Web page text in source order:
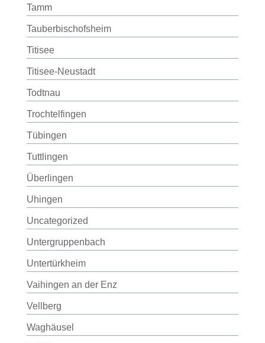
Tamm
Tauberbischofsheim
Titisee
Titisee-Neustadt
Todtnau
Trochtelfingen
Tübingen
Tuttlingen
Überlingen
Uhingen
Uncategorized
Untergruppenbach
Untertürkheim
Vaihingen an der Enz
Vellberg
Waghäusel